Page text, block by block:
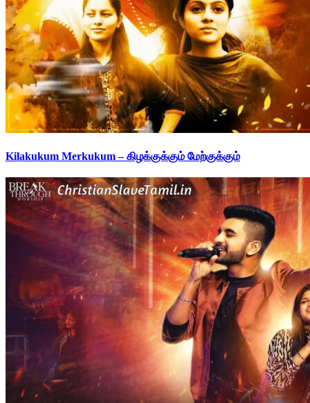
Kilakukum Merkukum – கிழக்குக்கும் மேற்குக்கும்